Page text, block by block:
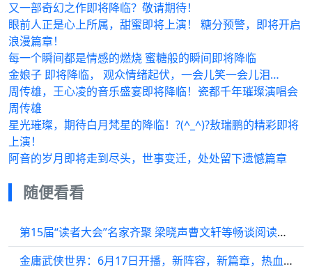
又一部奇幻之作即将降临？敬请期待！
眼前人正是心上所属，甜蜜即将上演！ 糖分预警，即将开启
浪漫篇章！
每一个瞬间都是情感的燃烧 蜜糖般的瞬间即将降临
金娘子 即将降临， 观众情绪起伏，一会儿笑一会儿泪…
周传雄，王心凌的音乐盛宴即将降临！瓷都千年璀璨演唱会
周传雄
星光璀璨，期待白月梵星的降临！?(^_^)?敖瑞鹏的精彩即将
上演！
阿音的岁月即将走到尽头，世事变迁，处处留下遗憾篇章
随便看看
第15届“读者大会”名家齐聚 梁晓声曹文轩等畅谈阅读与写作
金庸武侠世界：6月17日开播，新阵容，新篇章，热血江湖再启！